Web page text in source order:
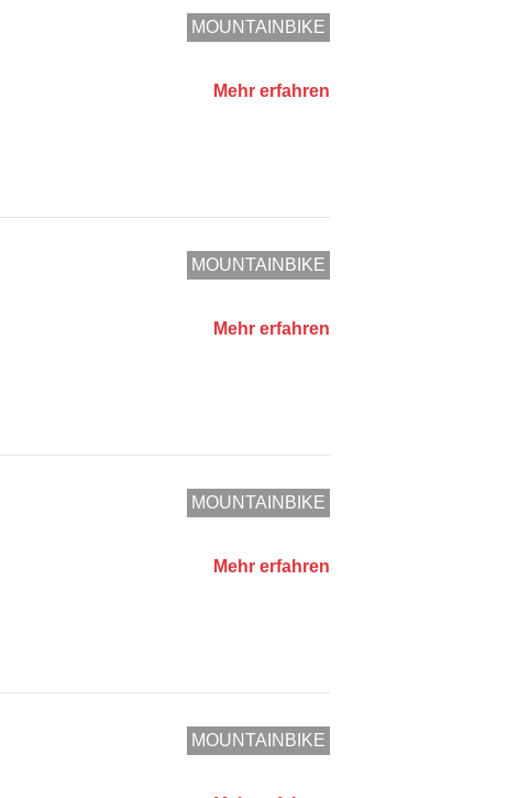
MOUNTAINBIKE
Mehr erfahren
MOUNTAINBIKE
Mehr erfahren
MOUNTAINBIKE
Mehr erfahren
MOUNTAINBIKE